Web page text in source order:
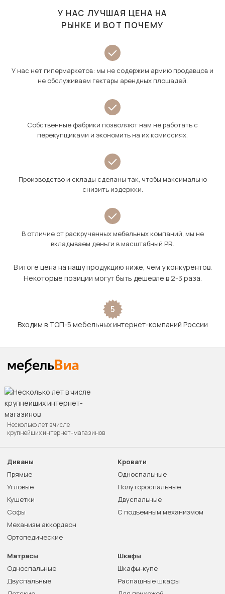
У НАС ЛУЧШАЯ ЦЕНА НА
РЫНКЕ И ВОТ ПОЧЕМУ
У нас нет гипермаркетов: мы не содержим армию продавцов и
не обслуживаем гектары арендных площадей.
Собственные фабрики позволяют нам не работать с
перекупщиками и экономить на их комиссиях.
Производство и склады сделаны так, чтобы максимально
снизить издержки.
В отличие от раскрученных мебельных компаний, мы не
вкладываем деньги в масштабный PR.
В итоге цена на нашу продукцию ниже, чем у конкурентов.
Некоторые позиции могут быть дешевле в 2-3 раза.
5
Входим в ТОП-5 мебельных интернет-компаний России
Несколько лет в числе
крупнейших интернет-магазинов
Диваны
Прямые
Угловые
Кушетки
Софы
Механизм аккордеон
Ортопедические
Кровати
Односпальные
Полутороспальные
Двуспальные
С подъемным механизмом
Матрасы
Односпальные
Двуспальные
Шкафы
Шкафы-купе
Распашные шкафы